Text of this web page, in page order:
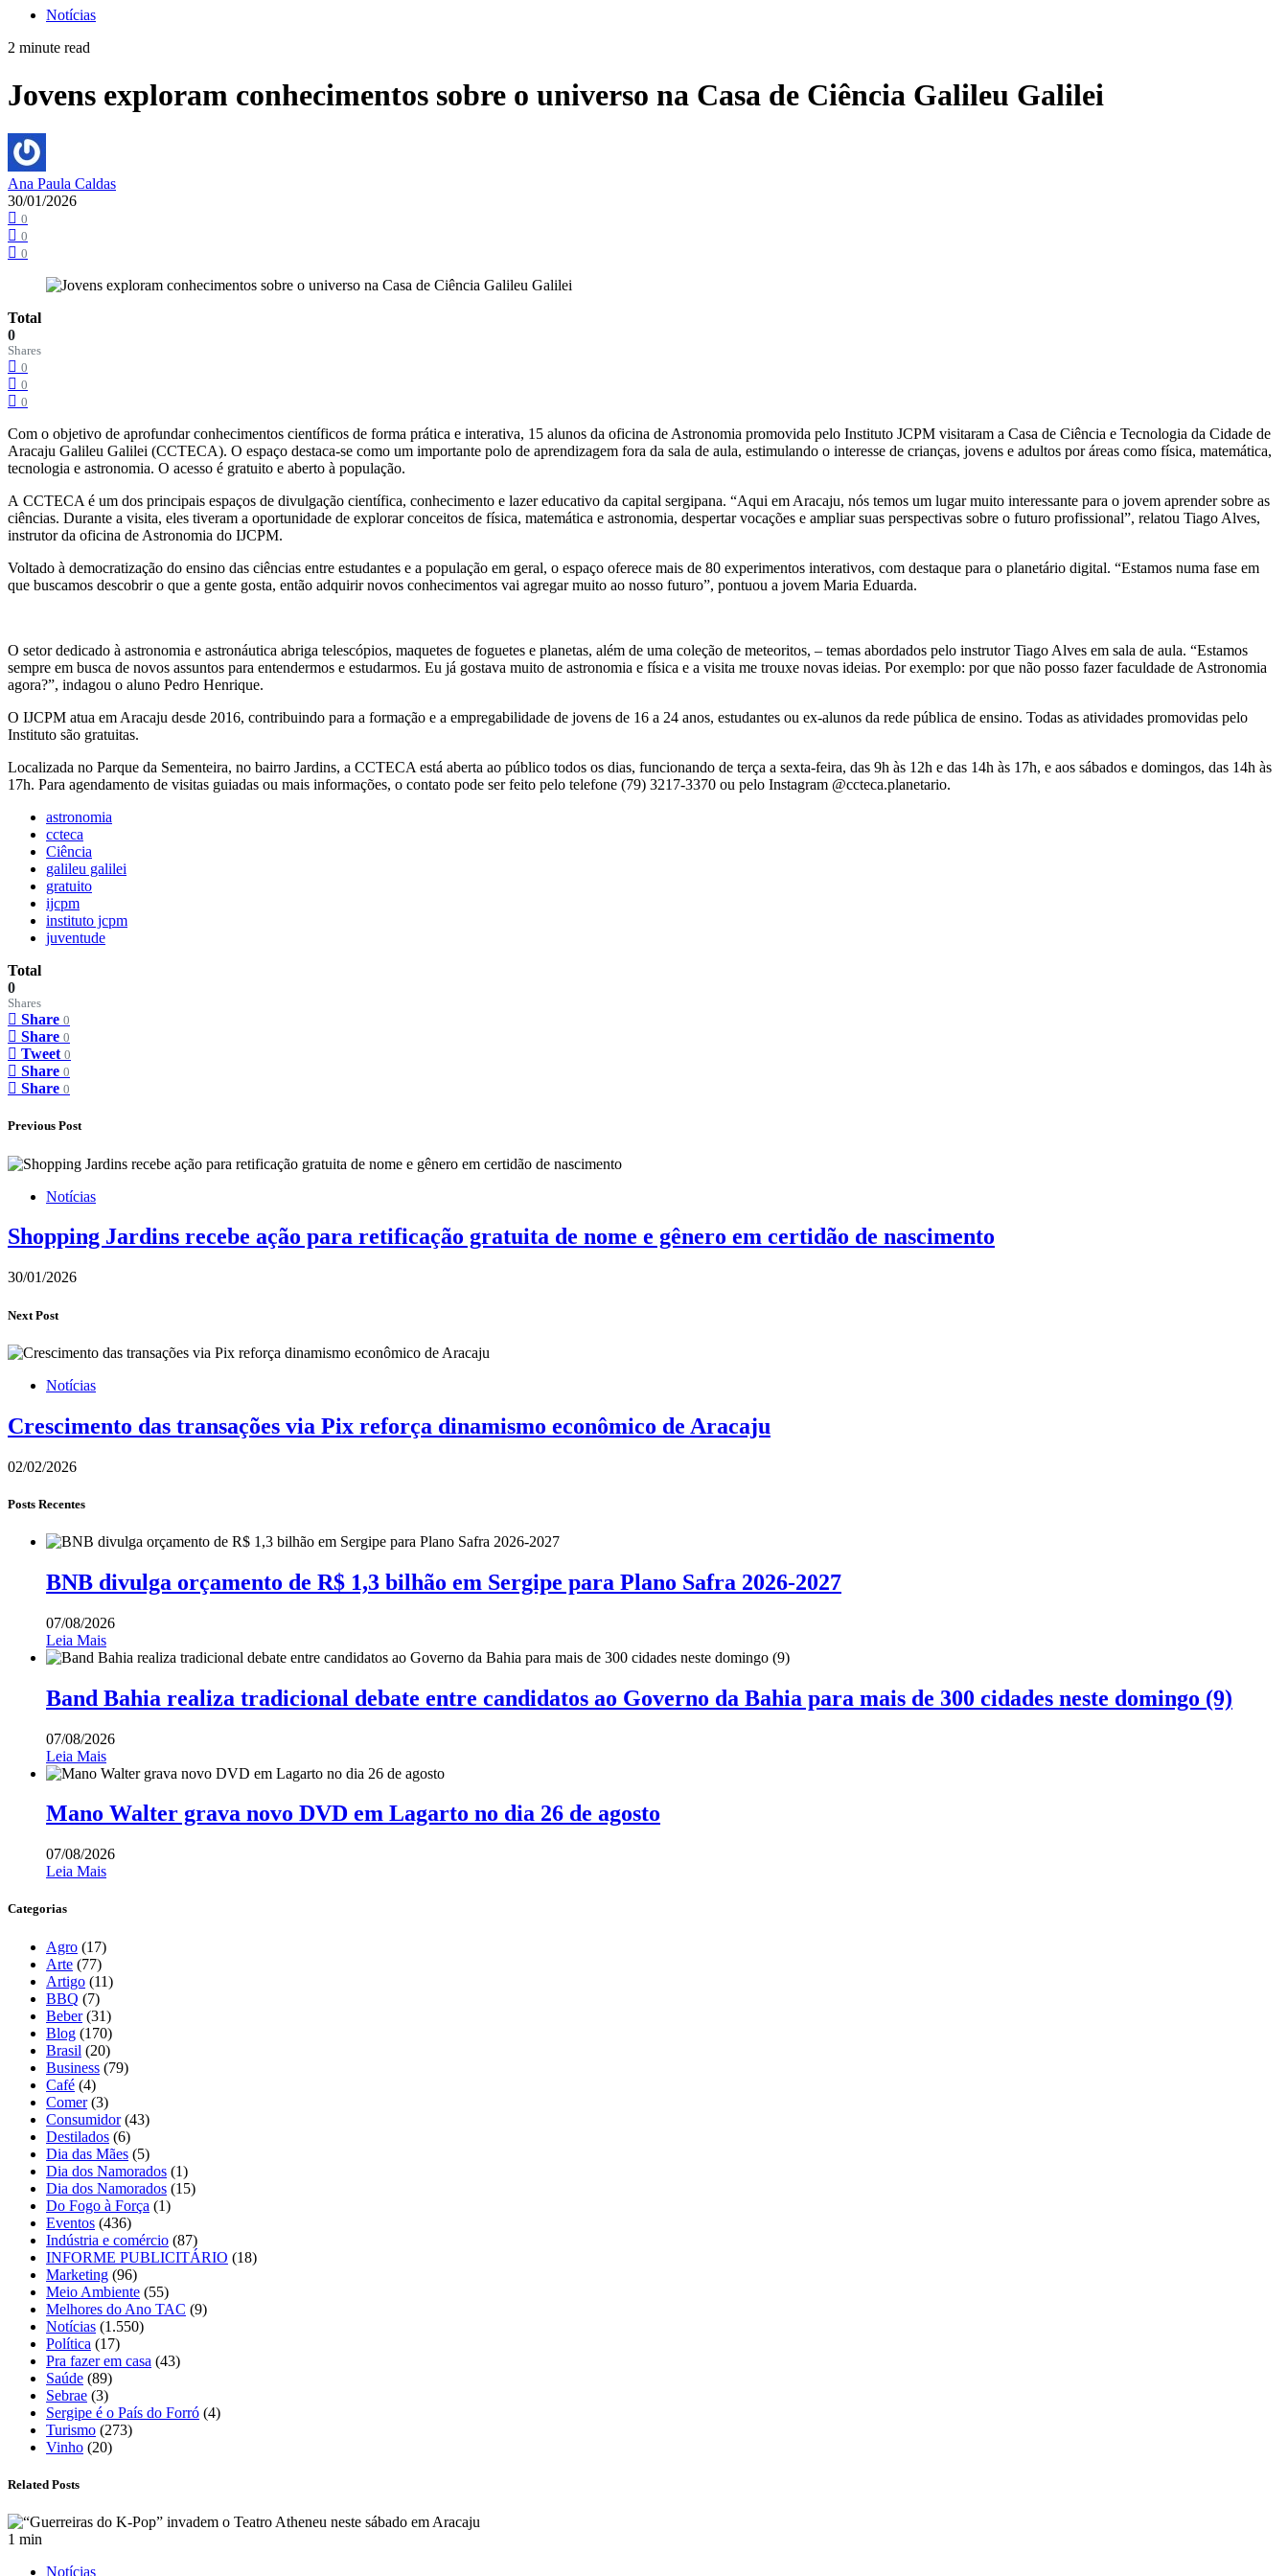
Notícias
2 minute read
Jovens exploram conhecimentos sobre o universo na Casa de Ciência Galileu Galilei
Ana Paula Caldas
30/01/2026
0
0
0
Total
0
Shares
0
0
0
Com o objetivo de aprofundar conhecimentos científicos de forma prática e interativa, 15 alunos da oficina de Astronomia promovida pelo Instituto JCPM visitaram a Casa de Ciência e Tecnologia da Cidade de
Aracaju Galileu Galilei (CCTECA). O espaço destaca-se como um importante polo de aprendizagem fora da sala de aula, estimulando o interesse de crianças, jovens e adultos por áreas como física, matemática,
tecnologia e astronomia. O acesso é gratuito e aberto à população.
A CCTECA é um dos principais espaços de divulgação científica, conhecimento e lazer educativo da capital sergipana. “Aqui em Aracaju, nós temos um lugar muito interessante para o jovem aprender sobre as
ciências. Durante a visita, eles tiveram a oportunidade de explorar conceitos de física, matemática e astronomia, despertar vocações e ampliar suas perspectivas sobre o futuro profissional”, relatou Tiago Alves,
instrutor da oficina de Astronomia do IJCPM.
Voltado à democratização do ensino das ciências entre estudantes e a população em geral, o espaço oferece mais de 80 experimentos interativos, com destaque para o planetário digital. “Estamos numa fase em
que buscamos descobrir o que a gente gosta, então adquirir novos conhecimentos vai agregar muito ao nosso futuro”, pontuou a jovem Maria Eduarda.
O setor dedicado à astronomia e astronáutica abriga telescópios, maquetes de foguetes e planetas, além de uma coleção de meteoritos, – temas abordados pelo instrutor Tiago Alves em sala de aula. “Estamos
sempre em busca de novos assuntos para entendermos e estudarmos. Eu já gostava muito de astronomia e física e a visita me trouxe novas ideias. Por exemplo: por que não posso fazer faculdade de Astronomia
agora?”, indagou o aluno Pedro Henrique.
O IJCPM atua em Aracaju desde 2016, contribuindo para a formação e a empregabilidade de jovens de 16 a 24 anos, estudantes ou ex-alunos da rede pública de ensino. Todas as atividades promovidas pelo
Instituto são gratuitas.
Localizada no Parque da Sementeira, no bairro Jardins, a CCTECA está aberta ao público todos os dias, funcionando de terça a sexta-feira, das 9h às 12h e das 14h às 17h, e aos sábados e domingos, das 14h às
17h. Para agendamento de visitas guiadas ou mais informações, o contato pode ser feito pelo telefone (79) 3217-3370 ou pelo Instagram @ccteca.planetario.
astronomia
ccteca
Ciência
galileu galilei
gratuito
ijcpm
instituto jcpm
juventude
Total
0
Shares
Share 0
Share 0
Tweet 0
Share 0
Share 0
Previous Post
Notícias
Shopping Jardins recebe ação para retificação gratuita de nome e gênero em certidão de nascimento
30/01/2026
Next Post
Notícias
Crescimento das transações via Pix reforça dinamismo econômico de Aracaju
02/02/2026
Posts Recentes
BNB divulga orçamento de R$ 1,3 bilhão em Sergipe para Plano Safra 2026-2027
07/08/2026
Leia Mais
Band Bahia realiza tradicional debate entre candidatos ao Governo da Bahia para mais de 300 cidades neste domingo (9)
07/08/2026
Leia Mais
Mano Walter grava novo DVD em Lagarto no dia 26 de agosto
07/08/2026
Leia Mais
Categorias
Agro (17)
Arte (77)
Artigo (11)
BBQ (7)
Beber(31)
Blog (170)
Brasil (20)
Business (79)
Café (4)
Comer(3)
Consumidor(43)
Destilados (6)
Dia das Mães (5)
Dia dos Namorados (1)
Dia dos Namorados (15)
Do Fogo à Força (1)
Eventos (436)
Indústria e comércio (87)
INFORME PUBLICITÁRIO (18)
Marketing (96)
Meio Ambiente (55)
Melhores do Ano TAC (9)
Notícias (1.550)
Política (17)
Pra fazer em casa (43)
Saúde (89)
Sebrae (3)
Sergipe é o País do Forró (4)
Turismo (273)
Vinho (20)
Related Posts
1 min
Notícias